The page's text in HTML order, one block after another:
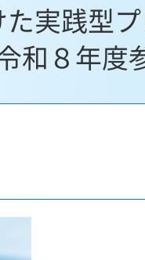
実践型
和８年度